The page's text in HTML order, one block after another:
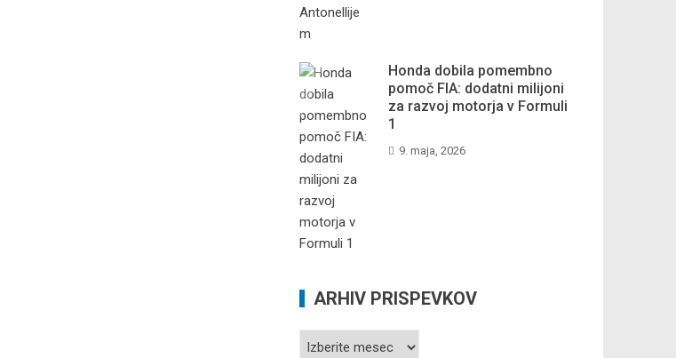
Honda dobila pomembno
pomoč FIA: dodatni milijoni
za razvoj motorja v Formuli
1
9. maja, 2026
ARHIV PRISPEVKOV
Arhiv